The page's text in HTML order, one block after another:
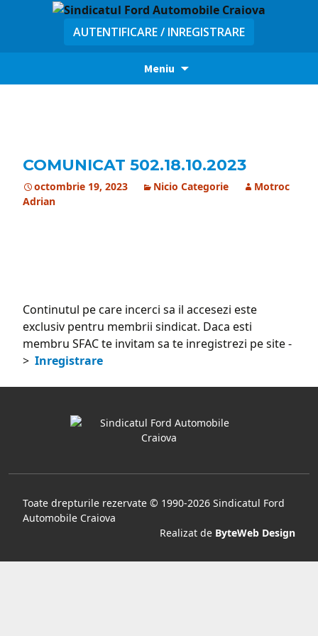
AUTENTIFICARE / INREGISTRARE
Meniu
COMUNICAT 502.18.10.2023
octombrie 19, 2023 Nicio Categorie
Motroc
Adrian
Continutul pe care incerci sa il accesezi este
exclusiv pentru membrii sindicat. Daca esti
membru SFAC te invitam sa te inregistrezi pe site -
> Inregistrare
Toate drepturile rezervate © 1990-2026 Sindicatul Ford
Automobile Craiova
Realizat de ByteWeb Design